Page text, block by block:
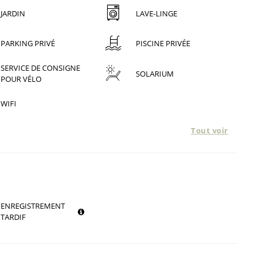
JARDIN LAVE-LINGE
PARKING PRIVÉ PISCINE PRIVÉE
SERVICE DE CONSIGNE
POUR VÉLO
SOLARIUM
WIFI
Tout voir
ENREGISTREMENT
TARDIF